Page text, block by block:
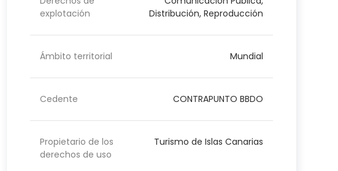
explotación
Distribución, Reproducción
Ámbito territorial Mundial
Cedente CONTRAPUNTO BBDO
Propietario de los
derechos de uso
Turismo de Islas Canarias